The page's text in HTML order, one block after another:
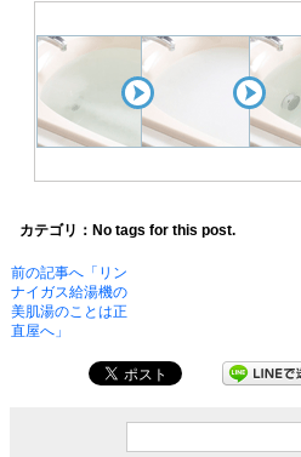
カテゴリ：No tags for this post.
前の記事へ「リン
ナイガス給湯機の
美肌湯のことは正
直屋へ」